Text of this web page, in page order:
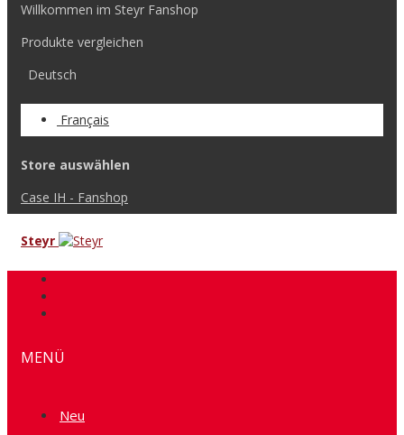
Willkommen im Steyr Fanshop
Produkte vergleichen
Deutsch
Français
Store auswählen
Case IH - Fanshop
Steyr
MENÜ
Neu